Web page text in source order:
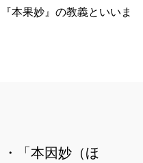
本果妙』の教義といいま
「本因妙（ほ